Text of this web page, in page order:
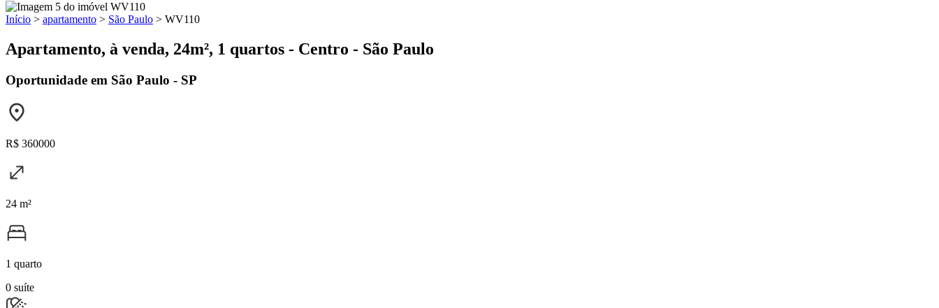
Início > apartamento > São Paulo > WV110
Apartamento, à venda, 24m², 1 quartos - Centro - São Paulo
Oportunidade em São Paulo - SP
R$ 360000
24 m²
1 quarto
0 suíte